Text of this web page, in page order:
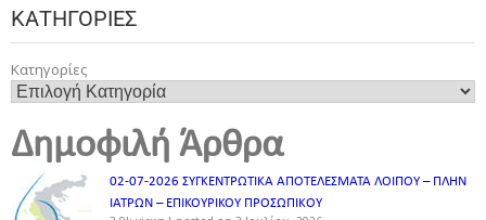
ΚΑΤΗΓΟΡΊΕΣ
Κατηγορίες
Δημοφιλή Άρθρα
02-07-2026 ΣΥΓΚΕΝΤΡΩΤΙΚΑ ΑΠΟΤΕΛΕΣΜΑΤΑ ΛΟΙΠΟΥ – ΠΛΗΝ
ΙΑΤΡΩΝ – ΕΠΙΚΟΥΡΙΚΟΥ ΠΡΟΣΩΠΙΚOY